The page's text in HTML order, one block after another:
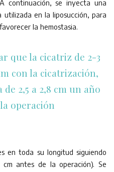
continuación, se inyecta una
utilizada en la liposucción, para
la hemostasia.
que la cicatriz de 2-3
con la cicatrización,
2,5 a 2,8 cm un año
operación
en toda su longitud siguiendo
antes de la operación). Se